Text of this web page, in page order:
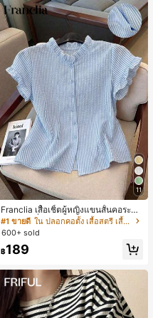
11
Franclia เสื้อเชิ้ตผู้หญิงแขนสั้นคอระบา
ยกระดุมเดี่ยวลายทาง
#1 ขายดี
ใน ปลอกคอตั้ง เสื้อสตรี เสื้อเบลาส์ & Tee
600+ sold
฿189